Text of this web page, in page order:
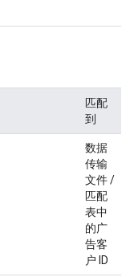
匹配
到
数据
传输
文件 /
匹配
表中
的广
告客
户 ID